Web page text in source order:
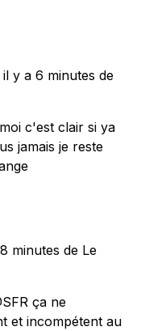
il y a 6 minutes de
c'est clair si ya
jamais je reste
minutes de Le
ça ne
et incompétent au